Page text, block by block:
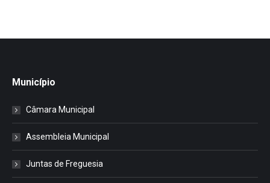
Município
Câmara Municipal
Assembleia Municipal
Juntas de Freguesia